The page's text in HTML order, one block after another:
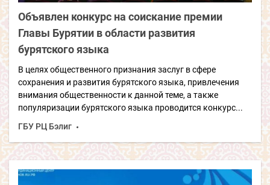
Объявлен конкурс на соискание премии
Главы Бурятии в области развития
бурятского языка
В целях общественного признания заслуг в сфере
сохранения и развития бурятского языка, привлечения
внимания общественности к данной теме, а также
популяризации бурятского языка проводится конкурс...
ГБУ РЦ Бэлиг